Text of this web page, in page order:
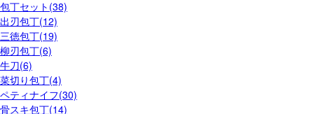
包丁セット(38)
出刃包丁(12)
三徳包丁(19)
柳刃包丁(6)
牛刀(6)
菜切り包丁(4)
ペティナイフ(30)
骨スキ包丁(14)